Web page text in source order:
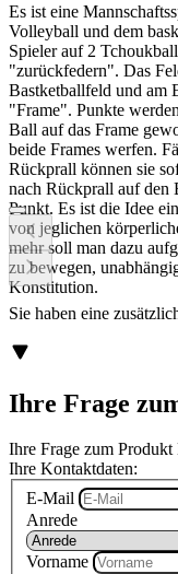
Es ist eine
Volleyball und dem
Spieler auf 2
"zurückfedern". Das
Bastketballfeld und am
"Frame". Punkte
Ball auf das Frame
beide Frames werfen.
Rückprall können sie
nach Rückprall auf den
Punkt. Es ist die Idee
von jeglichen
mehr soll man dazu
zu bewegen,
Konstitution.
Sie haben eine
Ihre Frage
Ihre Frage zum
Ihre Kontaktdaten:
E-Mail
Anrede
Vorname